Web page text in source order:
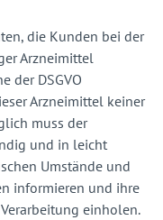
die Kunden bei der
Arzneimittel
der DSGVO
Arzneimittel keiner
muss der
und in leicht
Umstände und
informieren und ihre
einholen.